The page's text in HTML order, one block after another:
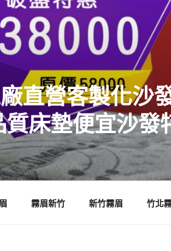
直營客製化沙
床墊便宜沙發
霧眉新竹 新竹霧眉 竹北